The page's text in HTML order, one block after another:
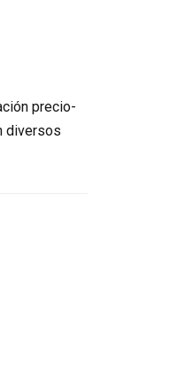
precio-
diversos